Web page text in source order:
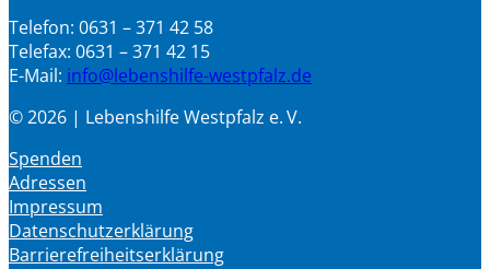
Telefon: 0631 – 371 42 58
Telefax: 0631 – 371 42 15
E-Mail: info@lebenshilfe-westpfalz.de
© 2026 | Lebenshilfe Westpfalz e. V.
Spenden
Adressen
Impressum
Datenschutzerklärung
Barrierefreiheitserklärung